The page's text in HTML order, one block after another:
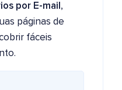
por E-mail ,
páginas de
fáceis